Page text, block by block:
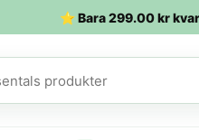
⭐ Bara299.00kr